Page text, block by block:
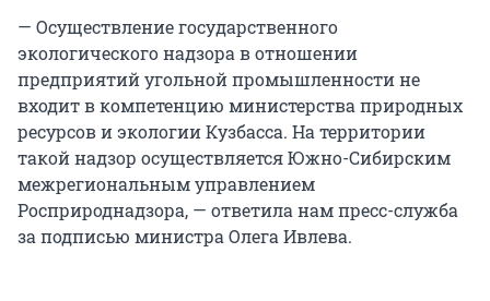
— Осуществление государственного
экологического надзора в отношении
предприятий угольной промышленности не
входит в компетенцию министерства природных
ресурсов и экологии Кузбасса. На территории
такой надзор осуществляется Южно-Сибирским
межрегиональным управлением
Росприроднадзора, — ответила нам пресс-служба
за подписью министра Олега Ивлева.